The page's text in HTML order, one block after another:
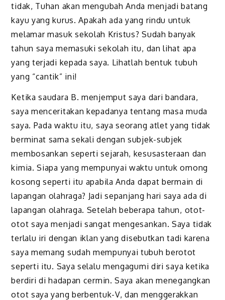
tidak, Tuhan akan mengubah Anda menjadi batang
kayu yang kurus. Apakah ada yang rindu untuk
melamar masuk sekolah Kristus? Sudah banyak
tahun saya memasuki sekolah itu, dan lihat apa
yang terjadi kepada saya. Lihatlah bentuk tubuh
yang “cantik” ini!
Ketika saudara B. menjemput saya dari bandara,
saya menceritakan kepadanya tentang masa muda
saya. Pada waktu itu, saya seorang atlet yang tidak
berminat sama sekali dengan subjek-subjek
membosankan seperti sejarah, kesusas­teraan dan
kimia. Siapa yang mempunyai waktu untuk omong
kosong seperti itu apabila Anda dapat bermain di
lapangan olahraga? Jadi sepanjang hari saya ada di
lapangan olahraga. Setelah beberapa tahun, otot-
otot saya menjadi sangat mengesankan. Saya tidak
terlalu iri dengan iklan yang disebutkan tadi karena
saya memang sudah mempunyai tubuh berotot
seperti itu. Saya selalu mengagumi diri saya ketika
berdiri di hadapan cermin. Saya akan menegangkan
otot saya yang berbentuk-V, dan menggerakkan